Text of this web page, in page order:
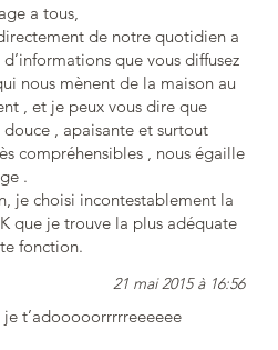
a tous,
de notre quotidien a
que vous diffusez
nous mènent de la maison au
, et je peux vous dire que
douce , apaisante et surtout
compréhensibles , nous égaille
.
je choisi incontestablement la
que je trouve la plus adéquate
fonction.
21 mai 2015 à 16:56
t’adooooorrrrreeeeee